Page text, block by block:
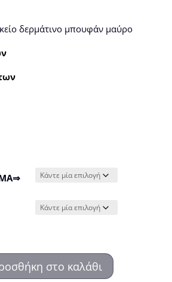
δερμάτινο μπουφάν μαύρο
στο καλάθι